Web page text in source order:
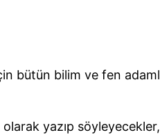
bütün bilim ve fen
yazıp